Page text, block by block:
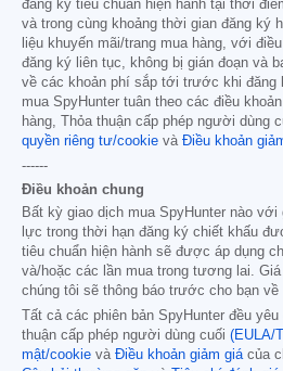
đăng ký tiêu chuẩn hiện hành tại thời
và trong cùng khoảng thời gian đăng ký
liệu khuyến mãi/trang mua hàng, với
đăng ký liên tục, không bị gián đoạn và
về các khoản phí sắp tới trước khi đăng
mua SpyHunter tuân theo các điều
hàng, Thỏa thuận cấp phép người dùng
quyền riêng tư/cookie và Điều khoản
------
Điều khoản chung
Bất kỳ giao dịch mua SpyHunter nào
lực trong thời hạn đăng ký chiết khấu
tiêu chuẩn hiện hành sẽ được áp dụng
và/hoặc các lần mua trong tương lai.
chúng tôi sẽ thông báo trước cho bạn về
Tất cả các phiên bản SpyHunter đều
thuận cấp phép người dùng cuối (EULA/
mật/cookie và Điều khoản giảm giá của